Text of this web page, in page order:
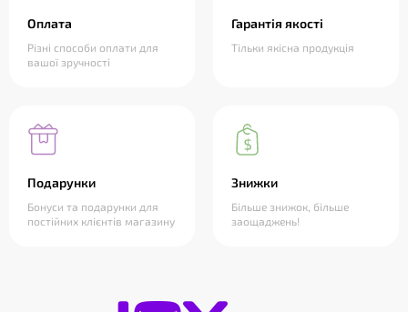
Оплата
Різні способи оплати для
вашої зручності
Гарантія якості
Тільки якісна продукція
Подарунки
Бонуси та подарунки для
постійних клієнтів магазину
Знижки
Більше знижок, більше
заощаджень!